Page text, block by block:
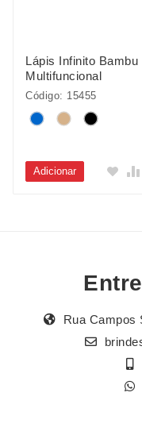
Lápis Infinito Bambu
Multifuncional
Código: 15455
Adicionar
Rua Campos